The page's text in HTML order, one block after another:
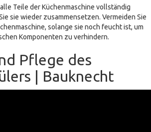
Teile der Küchenmaschine vollständig
sie wieder zusammensetzen. Vermeiden Sie
solange sie noch feucht ist, um
Komponenten zu verhindern.
Pflege des
| Bauknecht